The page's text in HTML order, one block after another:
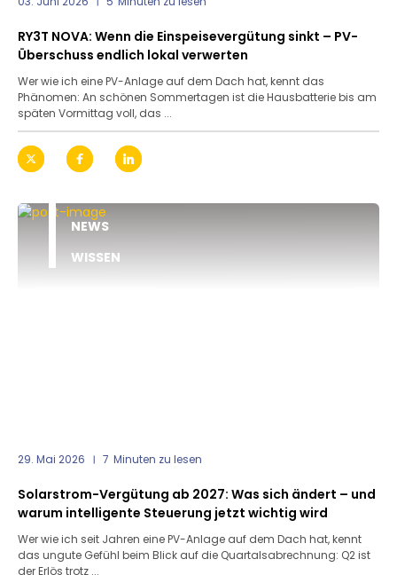
RY3T NOVA: Wenn die Einspeisevergütung sinkt – PV-
Überschuss endlich lokal verwerten
Wer wie ich eine PV-Anlage auf dem Dach hat, kennt das
Phänomen: An schönen Sommertagen ist die Hausbatterie bis am
späten Vormittag voll, das ...
NEWS
WISSEN
29. Mai 2026 7 Minuten zu lesen
Solarstrom-Vergütung ab 2027: Was sich ändert – und
warum intelligente Steuerung jetzt wichtig wird
Wer wie ich seit Jahren eine PV-Anlage auf dem Dach hat, kennt
das ungute Gefühl beim Blick auf die Quartalsabrechnung: Q2 ist
der Erlös trotz ...